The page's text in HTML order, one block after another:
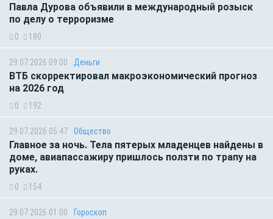
Павла Дурова объявили в международный розыск
по делу о терроризме
0 180
29.07.2026 09:00 Деньги
ВТБ скорректировал макроэкономический прогноз
на 2026 год
0 192
29.07.2026 05:47 Общество
Главное за ночь. Тела пятерых младенцев найдены в
доме, авиапассажиру пришлось ползти по трапу на
руках.
0 154
29.07.2026 01:00 Гороскоп